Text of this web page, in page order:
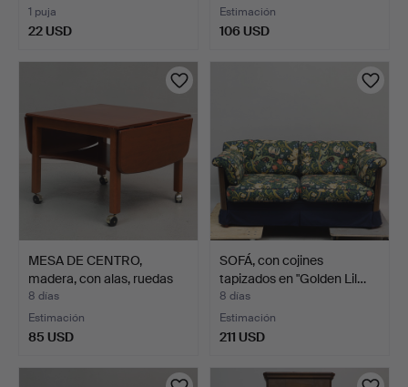
1 puja
22 USD
Estimación
106 USD
MESA DE CENTRO,
madera, con alas, ruedas
y…
8 días
Estimación
85 USD
SOFÁ, con cojines
tapizados en "Golden Lil…
8 días
Estimación
211 USD